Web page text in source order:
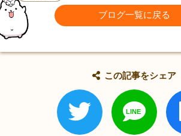
ブログ一覧に戻る
この記事をシェア